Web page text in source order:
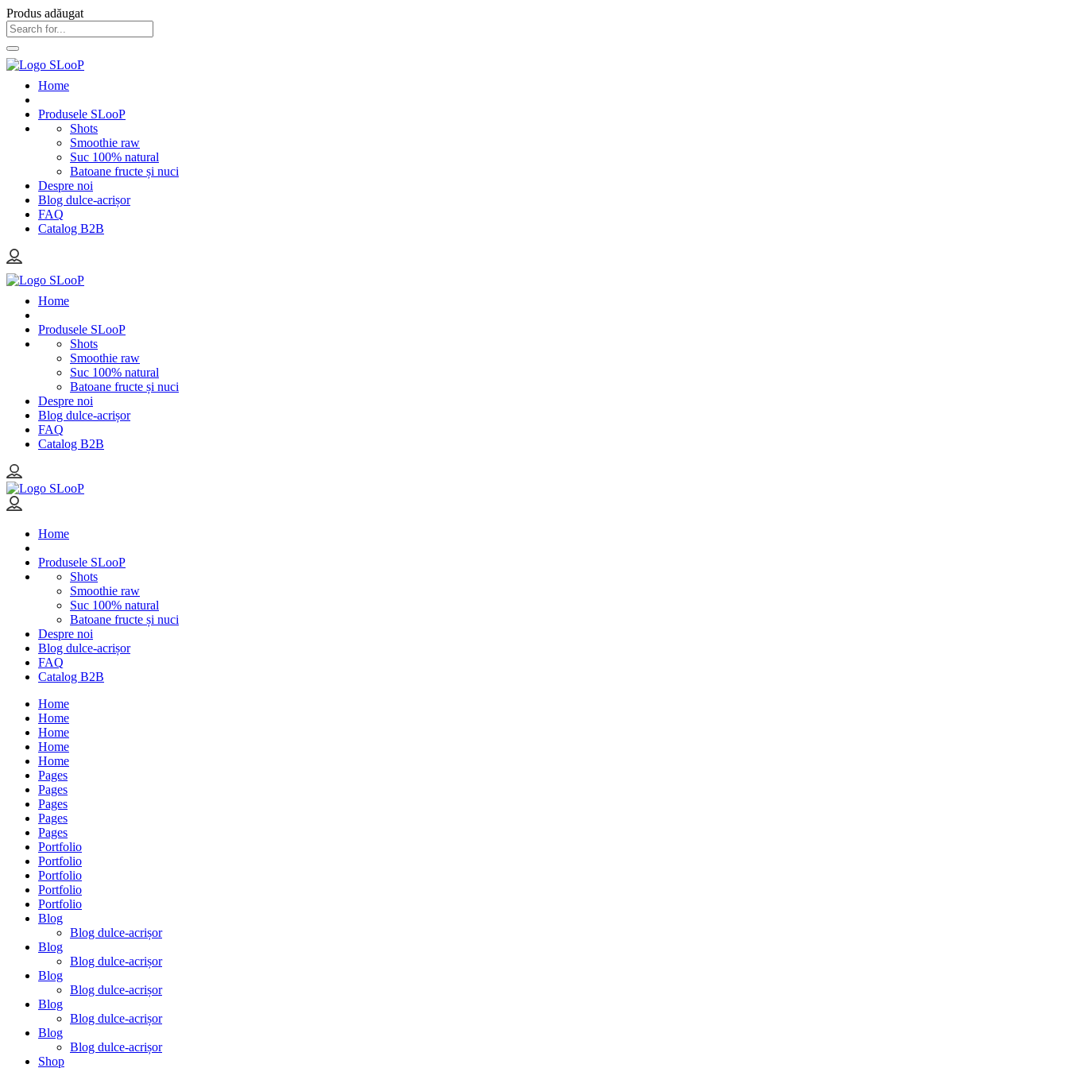
Produs adăugat
Home
Produsele SLooP
Shots
Smoothie raw
Suc 100% natural
Batoane fructe și nuci
Despre noi
Blog dulce-acrișor
FAQ
Catalog B2B
Home
Produsele SLooP
Shots
Smoothie raw
Suc 100% natural
Batoane fructe și nuci
Despre noi
Blog dulce-acrișor
FAQ
Catalog B2B
Home
Produsele SLooP
Shots
Smoothie raw
Suc 100% natural
Batoane fructe și nuci
Despre noi
Blog dulce-acrișor
FAQ
Catalog B2B
Home
Home
Home
Home
Home
Pages
Pages
Pages
Pages
Pages
Portfolio
Portfolio
Portfolio
Portfolio
Portfolio
Blog
Blog dulce-acrișor
Blog
Blog dulce-acrișor
Blog
Blog dulce-acrișor
Blog
Blog dulce-acrișor
Blog
Blog dulce-acrișor
Shop